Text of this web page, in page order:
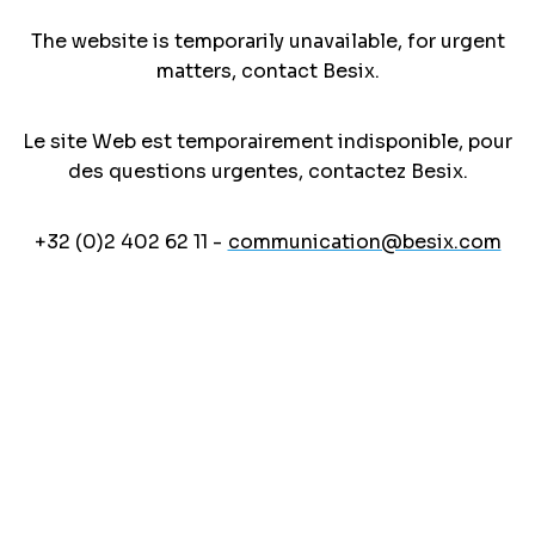
The website is temporarily unavailable, for urgent
matters, contact Besix.
Le site Web est temporairement indisponible, pour
des questions urgentes, contactez Besix.
+32 (0)2 402 62 11 - communication@besix.com